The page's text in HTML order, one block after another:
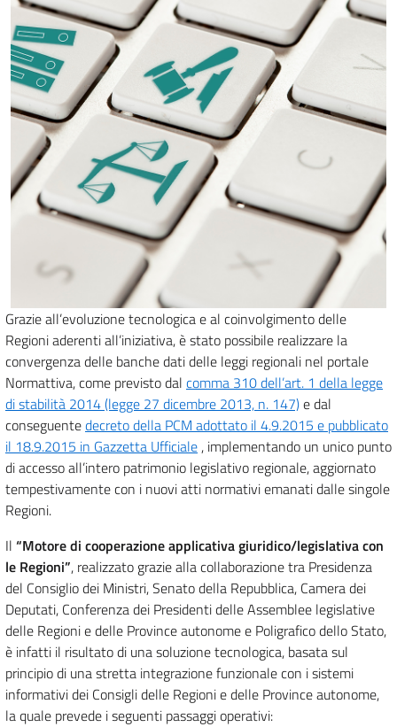
Grazie all’evoluzione tecnologica e al coinvolgimento delle
Regioni aderenti all’iniziativa, è stato possibile realizzare la
convergenza delle banche dati delle leggi regionali nel portale
Normattiva, come previsto dal comma 310 dell’art. 1 della legge
di stabilità 2014 (legge 27 dicembre 2013, n. 147)e dal
conseguentedecreto della PCM adottato il 4.9.2015 e pubblicato
il 18.9.2015 in Gazzetta Ufficiale , implementando un unico punto
di accesso all’intero patrimonio legislativo regionale, aggiornato
tempestivamente con i nuovi atti normativi emanati dalle singole
Regioni.
Il “Motore di cooperazione applicativa giuridico/legislativa con
le Regioni”, realizzato grazie alla collaborazione tra Presidenza
del Consiglio dei Ministri, Senato della Repubblica, Camera dei
Deputati, Conferenza dei Presidenti delle Assemblee legislative
delle Regioni e delle Province autonome e Poligrafico dello Stato,
è infatti il risultato di una soluzione tecnologica, basata sul
principio di una stretta integrazione funzionale con i sistemi
informativi dei Consigli delle Regioni e delle Province autonome,
la quale prevede i seguenti passaggi operativi: